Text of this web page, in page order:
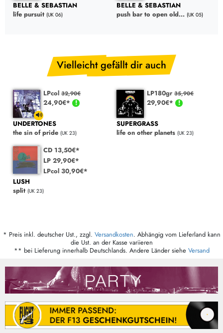
BELLE & SEBASTIAN
life pursuit (UK 06)
BELLE & SEBASTIAN
push bar to open old... (UK 05)
Vielleicht gefällt dir auch
LPcol32,90€
24,90€*
UNDERTONES
the sin of pride (UK 23)
LP180gr35,90€
29,90€*
SUPERGRASS
life on other planets (UK 23)
CD 13,50€*
LP 29,90€*
LPcol 30,90€*
LUSH
split (UK 23)
* Preis inkl. deutscher Ust., zzgl. Versandkosten. Abhängig vom Lieferland kann
die Ust. an der Kasse variieren
** bei Lieferung innerhalb Deutschlands. Andere Länder siehe Versand